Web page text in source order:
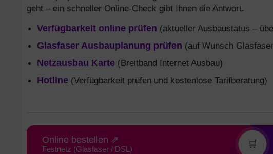
geht – ein schneller Online-Check gibt Ihnen die Antwort.
Verfügbarkeit online prüfen (aktueller Ausbaustatus –
Glasfaser Ausbauplanung prüfen (auf Wunsch
Netzausbau Karte (Breitband Internet Ausbau)
Hotline (Verfügbarkeit prüfen und kostenlose Tarifberatung)
Online bestellen ⇗
Festnetz (Glasfaser / DSL)
🛒